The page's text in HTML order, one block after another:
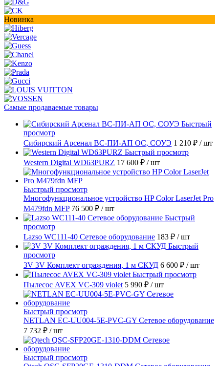
Новинка
Самые продаваемые товары
Быстрый
просмотр
Сибирский Арсенал ВС-ПИ-АП ОС, СОУЭ 1 210 ₽ / шт
Быстрый просмотр
Western Digital WD63PURZ 17 600 ₽ / шт
Быстрый просмотр
Многофункциональное устройство HP Color LaserJet Pro
M479fdn MFP 76 500 ₽ / шт
Быстрый
просмотр
Lazso WC111-40 Сетевое оборудование 183 ₽ / шт
Быстрый
просмотр
3V 3V Комплект ограждения, 1 м СКУД 6 600 ₽ / шт
Быстрый просмотр
Пылесос AVEX VC-309 violet 5 990 ₽ / шт
Быстрый просмотр
NETLAN EC-UU004-5E-PVC-GY Сетевое оборудование
7 732 ₽ / шт
Быстрый просмотр